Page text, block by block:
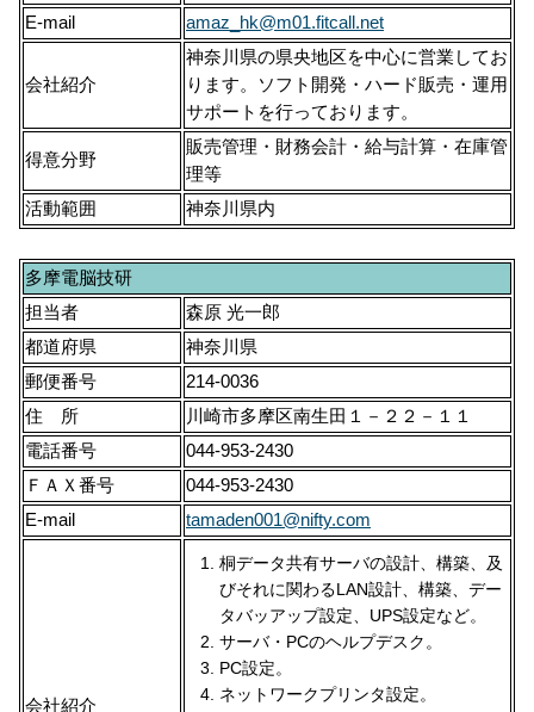
E-mail
amaz_hk@m01.fitcall.net
会社紹介
神奈川県の県央地区を中心に営業してお
ります。ソフト開発・ハード販売・運用
サポートを行っております。
得意分野
販売管理・財務会計・給与計算・在庫管
理等
活動範囲
神奈川県内
多摩電脳技研
担当者
森原 光一郎
都道府県
神奈川県
郵便番号
214-0036
住 所
川崎市多摩区南生田１－２２－１１
電話番号
044-953-2430
ＦＡＸ番号
044-953-2430
E-mail
tamaden001@nifty.com
会社紹介
桐データ共有サーバの設計、構築、及
びそれに関わるLAN設計、構築、デー
タバッアップ設定、UPS設定など。
サーバ・PCのヘルプデスク。
PC設定。
ネットワークプリンタ設定。